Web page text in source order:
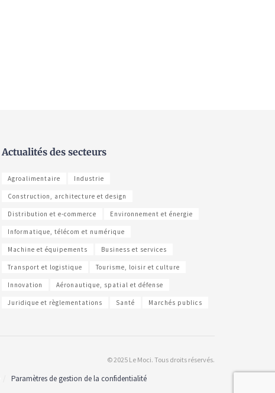
Actualités des secteurs
Agroalimentaire Industrie
Construction, architecture et design
Distribution et e-commerce Environnement et énergie
Informatique, télécom et numérique
Machine et équipements Business et services
Transport et logistique Tourisme, loisir et culture
Innovation Aéronautique, spatial et défense
Juridique et règlementations Santé Marchés publics
© 2025 Le Moci. Tous droits réservés.
Paramètres de gestion de la confidentialité